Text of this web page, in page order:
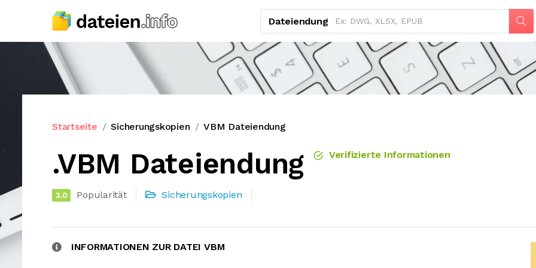
Dateiendung
Startseite Sicherungskopien VBM Dateiendung
.VBM Dateiendung Verifizierte Informationen
3.0 Popularität Sicherungskopien
INFORMATIONEN ZUR DATEI VBM